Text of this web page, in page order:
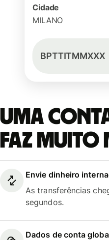
Cidade
MILANO
BPTTITMMXXX
Uma
faz muito
Envie dinheiro
As transferências
segundos.
Dados de conta